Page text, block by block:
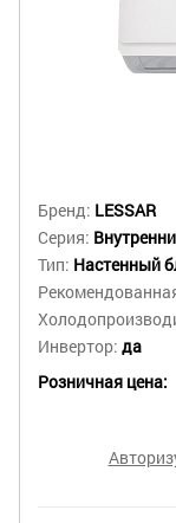
Бренд: LESSAR
Серия:
Тип: Настенный
Инвертор: да
Розничная цена: